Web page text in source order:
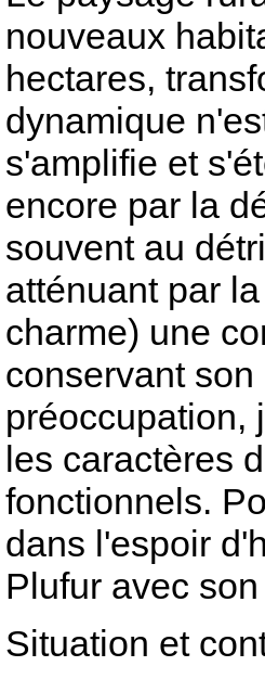
nouveaux
hectares,
dynamique
s'amplifie et
encore par la
souvent au
atténuant par
charme) une
conservant
préoccupation,
les caractères
fonctionnels.
dans l'espoir
Plufur avec
Situation et